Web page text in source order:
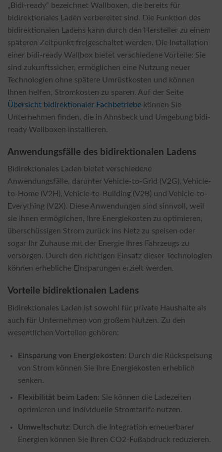
„Bidi-ready“ bezeichnet Wallboxen, die bereits für
bidirektionales Laden vorbereitet sind. Die Funktion des
bidirektionalen Ladens kann durch den Hersteller zu einem
späteren Zeitpunkt freigeschaltet werden. Die Installation
einer bidi-ready Wallbox bietet verschiedene Vorteile: Sie
sind zukunftssicher, ermöglichen eine Nutzung neuer
Technologien ohne spätere Umrüstkosten und können
Ihnen helfen, Stromkosten zu sparen. Auf der Seite
Übersicht bidirektionaler Fachbetriebe können Sie
Unternehmen finden, die in Ahnsbeck und Umgebung bidi-
ready Wallboxen installieren.
Anwendungsfälle des bidirektionalen Ladens
Bidirektionales Laden bietet verschiedene
Anwendungsfälle, darunter Vehicle-to-Grid (V2G), Vehicle-
to-Home (V2H), Vehicle-to-Building (V2B) und Vehicle-to-
Everything (V2X). Diese Anwendungen sind sinnvoll, weil
sie Ihnen ermöglichen, Ihre Energiekosten zu optimieren,
überschüssigen Strom zurück ins Netz zu speisen oder
sogar Ihr Zuhause mit der Energie Ihres Fahrzeugs zu
versorgen. Durch den richtigen Einsatz dieser Technologien
können erhebliche Einsparungen erzielt werden.
Vorteile bidirektionalen Ladens
Bidirektionales Laden ist sowohl für private Haushalte als
auch für Unternehmen von großem Nutzen. Zu den
wesentlichen Vorteilen gehören:
Einsparung von Energiekosten: Durch die Rückspeisung
von Strom können Sie Ihre Energiekosten erheblich
senken.
Flexibilität beim Laden: Sie können die Ladezeiten
optimieren und individuelle Stromtarife nutzen.
Umweltschutz: Durch die Integration erneuerbarer
Energien können Sie Ihren CO2-Fußabdruck reduzieren.